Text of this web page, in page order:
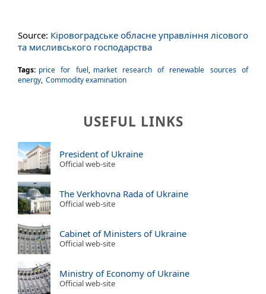
Source: Кіровоградське обласне управління лісового
та мисливського господарства
Tags: price for fuel, market research of renewable sources of
energy, Commodity examination
USEFUL LINKS
President of Ukraine
Official web-site
The Verkhovna Rada of Ukraine
Official web-site
Cabinet of Ministers of Ukraine
Official web-site
Ministry of Economy of Ukraine
Official web-site